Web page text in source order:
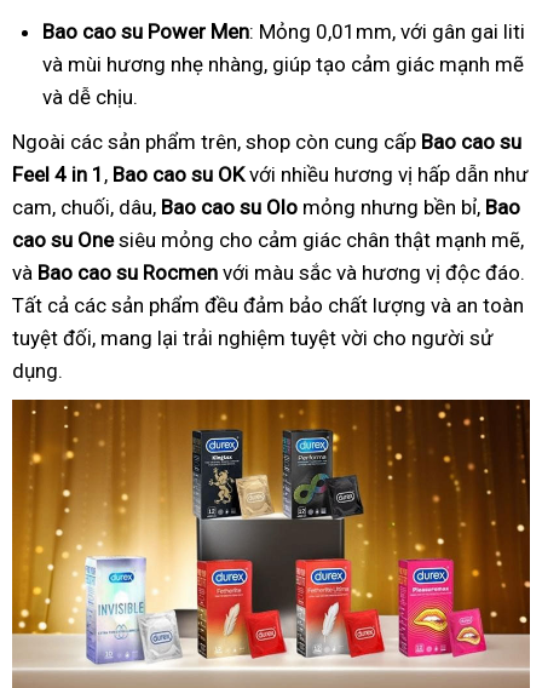
Bao cao su Power Men: Mỏng 0,01mm, với gân gai liti
và mùi hương nhẹ nhàng, giúp tạo cảm giác mạnh mẽ
và dễ chịu.
Ngoài các sản phẩm trên, shop còn cung cấp Bao cao su
Feel 4 in 1 , Bao cao su OKvới nhiều hương vị hấp dẫn như
cam, chuối, dâu, Bao cao su Olo mỏng nhưng bền bỉ, Bao
cao su Onesiêu mỏng cho cảm giác chân thật mạnh mẽ,
và Bao cao su Rocmen với màu sắc và hương vị độc đáo.
Tất cả các sản phẩm đều đảm bảo chất lượng và an toàn
tuyệt đối, mang lại trải nghiệm tuyệt vời cho người sử
dụng.